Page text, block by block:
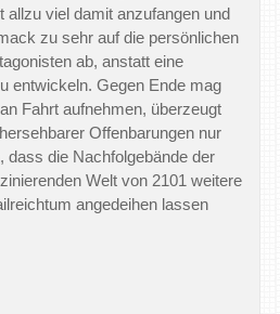
allzu viel damit anzufangen und
zu sehr auf die persönlichen
ab, anstatt eine
entwickeln. Gegen Ende mag
Fahrt aufnehmen, überzeugt
Offenbarungen nur
dass die Nachfolgebände der
Welt von 2101 weitere
angedeihen lassen